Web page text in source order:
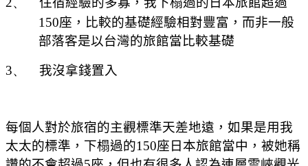
150座 ， 比較的基礎經驗相對豐富 ， 而非一般
部落客是以台灣的旅館當比較基礎
3、 我沒拿錢置入
每個人對於旅宿的主觀標準天差地遠 ， 如果是用我
太太的標準 ， 下榻過的150座日本旅館當中 ， 被她稱